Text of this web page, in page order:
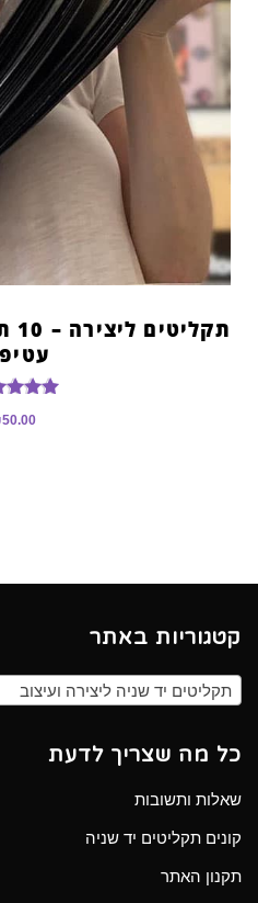
50.00
קטגוריות באתר
תקליטים יד שניה ליצירה ועיצוב
כל מה שצריך לדעת
שאלות ותשובות
קונים תקליטים יד שניה
תקנון האתר